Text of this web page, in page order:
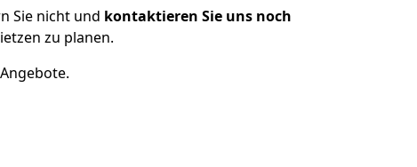
Sie nicht und kontaktieren Sie uns noch
zu planen.